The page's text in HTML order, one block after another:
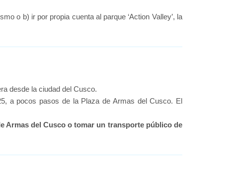
o b) ir por propia cuenta al parque ‘Action Valley’, la
desde la ciudad del Cusco.
a pocos pasos de la Plaza de Armas del Cusco. El
Armas del Cusco o tomar un transporte público de